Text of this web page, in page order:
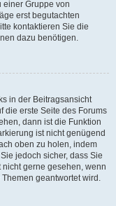
einer Gruppe von
erst begutachten
kontaktieren Sie die
dazu benötigen.
in der Beitragsansicht
die erste Seite des Forums
dann ist die Funktion
ist nicht genügend
oben zu holen, indem
jedoch sicher, dass Sie
gerne gesehen, wenn
geantwortet wird.